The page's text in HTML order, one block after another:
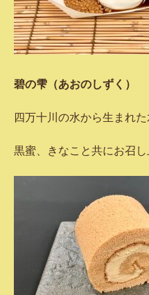
碧の雫（あおのしず
四万十川の水から生まれた
黒蜜、きなこと共にお召し